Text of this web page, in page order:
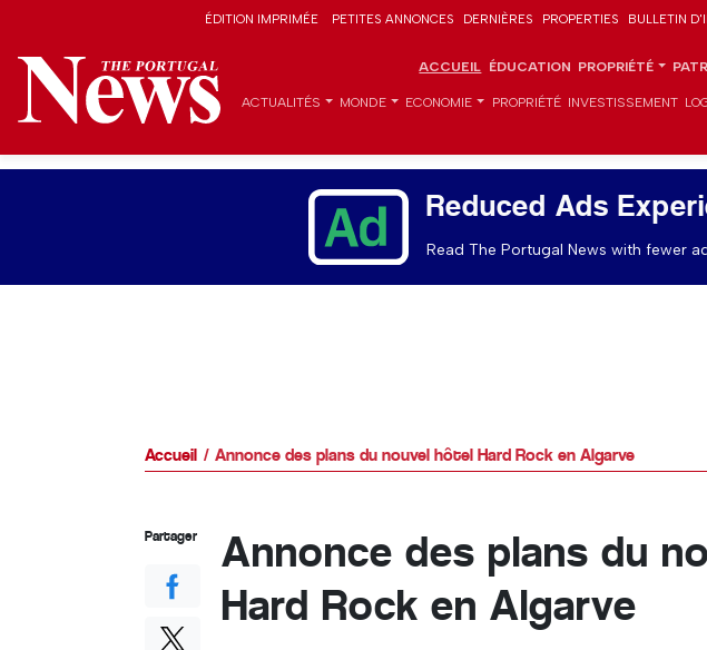
ÉDITION IMPRIMÉE PETITES ANNONCES DERNIÈRES PROPERTIES BULLETIN
ACCUEIL ÉDUCATION PROPRIÉTÉ
ACTUALITÉS MONDE ECONOMIE PROPRIÉTÉ INVESTISSEMENT
Reduced Ads
Read The Portugal News with fewer
Accueil Annonce des plans du nouvel hôtel Hard Rock en Algarve
Annonce des plans du
Hard Rock en Algarve
Partager